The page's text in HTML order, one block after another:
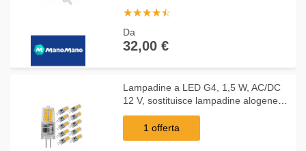
☆☆☆☆☆
★★★★★
Da
32,00 €
Lampadine a LED G4, 1,5 W, AC/DC
12 V, sostituisce lampadine alogene
da 20 W, luce bianca calda, 3000 K,
non dimmerabili, lampadine G4 per
1 offerta